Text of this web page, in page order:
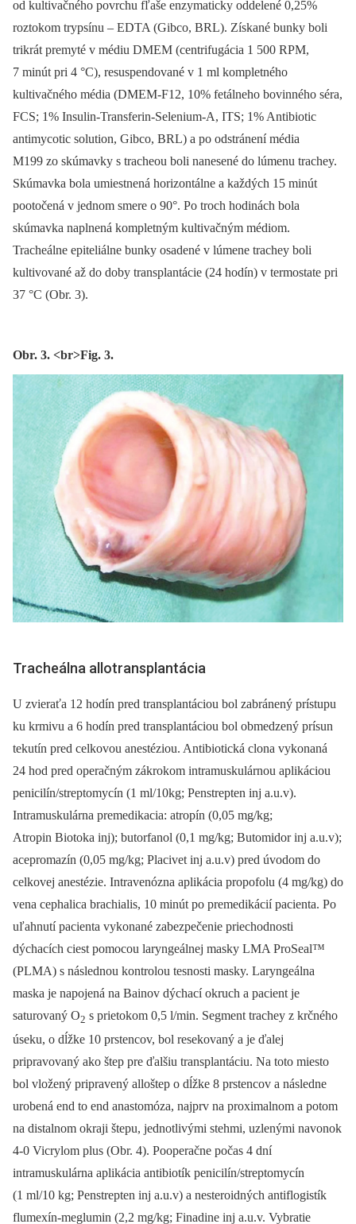
od kultivačného povrchu fľaše enzymaticky oddelené 0,25%
roztokom trypsínu –⁠ EDTA (Gibco, BRL). Získané bunky boli
trikrát premyté v médiu DMEM (centrifugácia 1 500 RPM,
7 minút pri 4 °C), resuspendované v 1 ml kompletného
kultivačného média (DMEM-F12, 10% fetálneho bovinného séra,
FCS; 1% Insulin-Transferin-Selenium-A, ITS; 1% Antibiotic
antimycotic solution, Gibco, BRL) a po odstránení média
M199 zo skúmavky s tracheou boli nanesené do lúmenu trachey.
Skúmavka bola umiestnená horizontálne a každých 15 minút
pootočená v jednom smere o 90°. Po troch hodinách bola
skúmavka naplnená kompletným kultivačným médiom.
Tracheálne epiteliálne bunky osadené v lúmene trachey boli
kultivované až do doby transplantácie (24 hodín) v termostate pri
37 °C (Obr. 3).
Obr. 3. <br>Fig. 3.
Tracheálna allotransplantácia
U zvieraťa 12 hodín pred transplantáciou bol zabránený prístupu
ku krmivu a 6 hodín pred transplantáciou bol obmedzený prísun
tekutín pred celkovou anestéziou. Antibiotická clona vykonaná
24 hod pred operačným zákrokom intramuskulárnou aplikáciou
penicilín/streptomycín (1 ml/10kg; Penstrepten inj a.u.v).
Intramuskulárna premedikacia: atropín (0,05 mg/kg;
Atropin Biotoka inj); butorfanol (0,1 mg/kg; Butomidor inj a.u.v);
acepromazín (0,05 mg/kg; Placivet inj a.u.v) pred úvodom do
celkovej anestézie. Intravenózna aplikácia propofolu (4 mg/kg) do
vena cephalica brachialis, 10 minút po premedikácií pacienta. Po
uľahnutí pacienta vykonané zabezpečenie priechodnosti
dýchacích ciest pomocou laryngeálnej masky LMA ProSeal™
(PLMA) s následnou kontrolou tesnosti masky. Laryngeálna
maska je napojená na Bainov dýchací okruch a pacient je
saturovaný O2 s prietokom 0,5 l/min. Segment trachey z krčného
úseku, o dĺžke 10 prstencov, bol resekovaný a je ďalej
pripravovaný ako štep pre ďalšiu transplantáciu. Na toto miesto
bol vložený pripravený alloštep o dĺžke 8 prstencov a následne
urobená end to end anastomóza, najprv na proximalnom a potom
na distalnom okraji štepu, jednotlivými stehmi, uzlenými navonok
4-0 Vicrylom plus (Obr. 4). Pooperačne počas 4 dní
intramuskulárna aplikácia antibiotík penicilín/streptomycín
(1 ml/10 kg; Penstrepten inj a.u.v) a nesteroidných antiflogistík
flumexín-meglumin (2,2 mg/kg; Finadine inj a.u.v. Vybratie